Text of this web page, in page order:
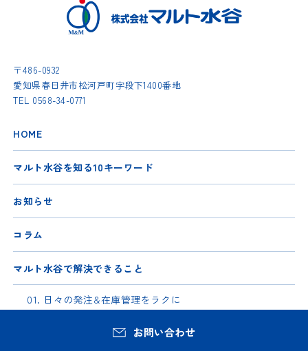
お問い合わせ
〒486-0932
愛知県春日井市松河戸町字段下1400番地
TEL 0568-34-0771
HOME
マルト水谷を知る10キーワード
お知らせ
コラム
マルト水谷で解決できること
01. 日々の発注&在庫管理をラクに
02. 開業までの道のりを徹底サポート！